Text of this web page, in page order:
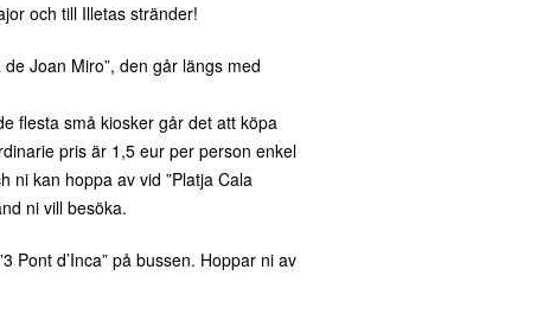
och till Illetas stränder!
Joan Miro”, den går längs med
flesta små kiosker går det att köpa
pris är 1,5 eur per person enkel
ni kan hoppa av vid ”Platja Cala
ni vill besöka.
Pont d’Inca” på bussen. Hoppar ni av